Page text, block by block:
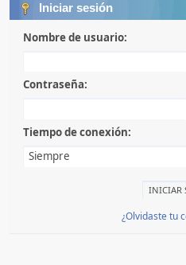
Iniciar sesión
Nombre de usuario:
Contraseña:
Tiempo de conexión:
¿Olvidaste tu